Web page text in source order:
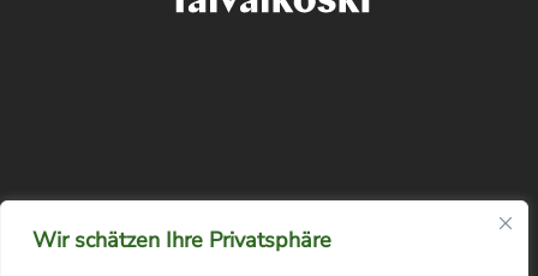
Wir schätzen Ihre Privatsphäre